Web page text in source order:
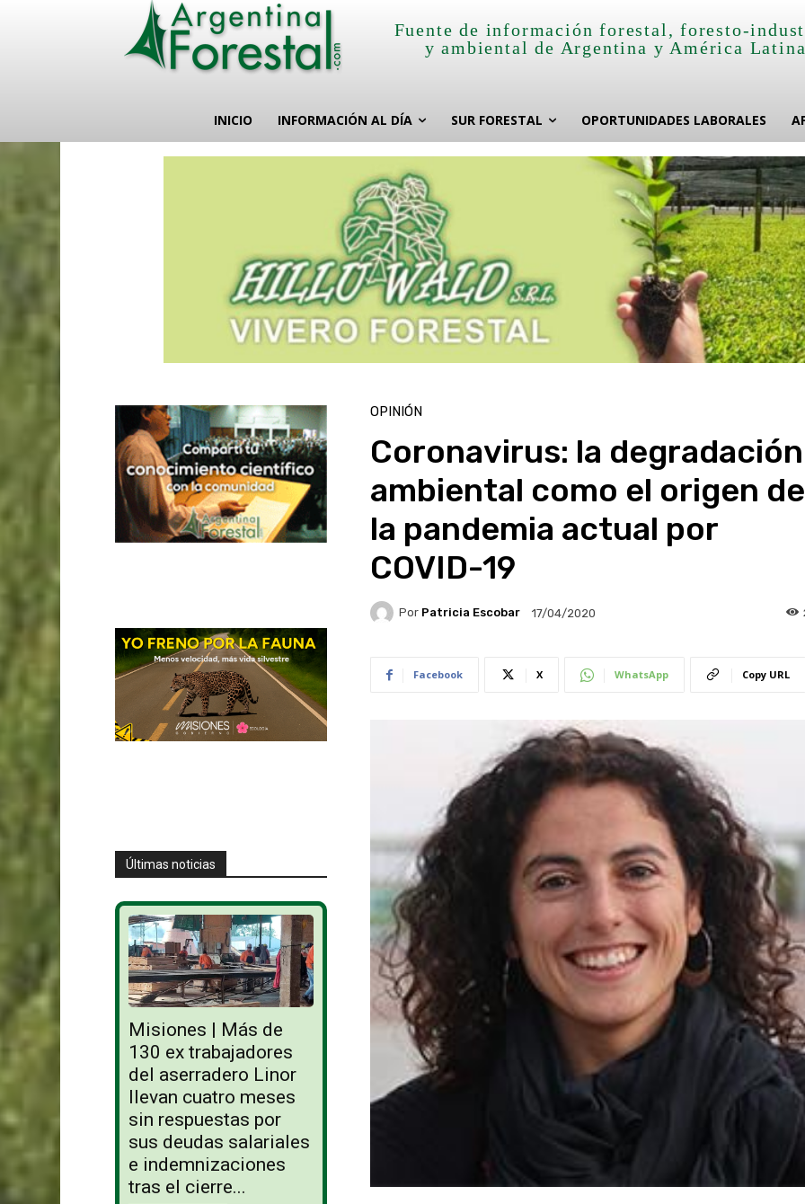
Fuente de información forestal, foresto-
y ambiental de Argentina y América
INICIO INFORMACIÓN AL DÍA SUR FORESTAL OPORTUNIDADES LABORALES
Últimas noticias
Misiones | Más de
130 ex trabajadores
del aserradero Linor
llevan cuatro meses
sin respuestas por
sus deudas salariales
e indemnizaciones
tras el cierre...
OPINIÓN
Coronavirus: la degradación
ambiental como el origen de
la pandemia actual por
COVID-19
Por Patricia Escobar 17/04/2020
Facebook X WhatsApp Copy URL